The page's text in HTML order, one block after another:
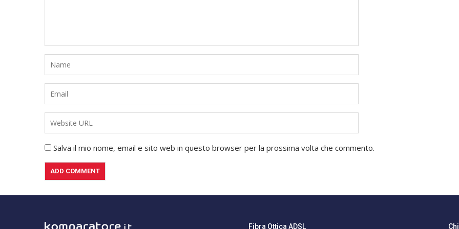
Salva il mio nome, email e sito web in questo browser per la prossima volta che commento.
Fibra Ottica ADSL